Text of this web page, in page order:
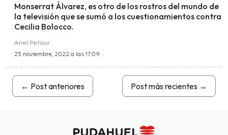
Monserrat Álvarez, es otro de los rostros del mundo de
la televisión que se sumó a los cuestionamientos contra
Cecilia Bolocco.
Ariel Pefaur
25 noviembre, 2022 a las 17:09
← Post anteriores Post más recientes →